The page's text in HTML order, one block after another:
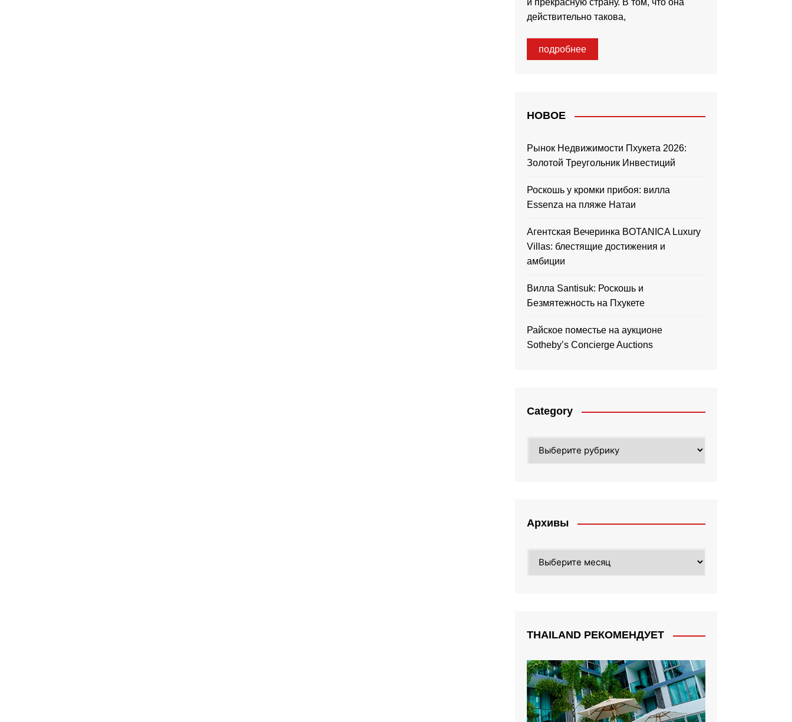
и прекрасную страну. В том, что она
действительно такова,
подробнее
НОВОЕ
Рынок Недвижимости Пхукета 2026:
Золотой Треугольник Инвестиций
Роскошь у кромки прибоя: вилла
Essenza на пляже Натаи
Агентская Вечеринка BOTANICA Luxury
Villas: блестящие достижения и
амбиции
Вилла Santisuk: Роскошь и
Безмятежность на Пхукете
Райское поместье на аукционе
Sotheby’s Concierge Auctions
Category
Архивы
THAILAND РЕКОМЕНДУЕТ